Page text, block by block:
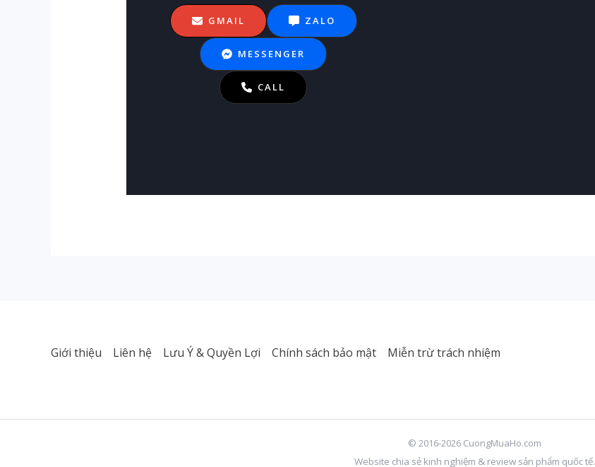
GMAIL ZALO
MESSENGER
CALL
Giới thiệu Liên hệ Lưu Ý & Quyền Lợi Chính sách bảo mật Miễn trừ trách nhiệm
© 2016-2026 CuongMuaHo.com
Website chia sẻ kinh nghiệm & review sản phẩm quốc tế.